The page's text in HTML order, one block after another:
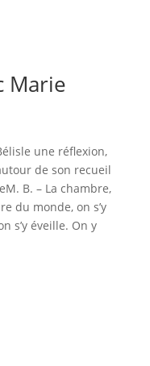
Marie
une réflexion,
de son recueil
B. – La chambre,
du monde, on s’y
s’y éveille. On y